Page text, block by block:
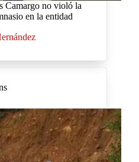
Camargo no violó la
en la entidad